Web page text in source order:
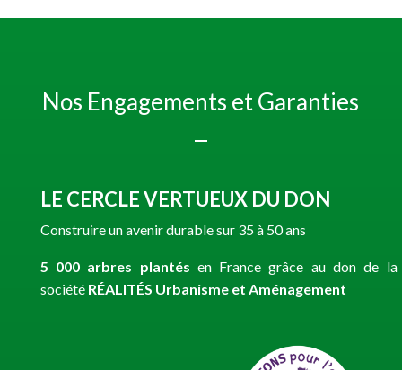
Nos Engagements et Garanties
LE CERCLE VERTUEUX DU DON
Construire un avenir durable sur 35 à 50 ans
5 000 arbres plantés en France grâce au don de la
société RÉALITÉS Urbanisme et Aménagement